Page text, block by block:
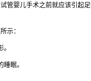
管婴儿手术之前就应该引起
示：
眠。